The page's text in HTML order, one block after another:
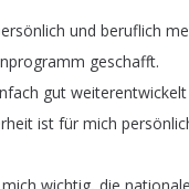
und beruflich
geschafft.
gut weiterentwickelt
ist für mich